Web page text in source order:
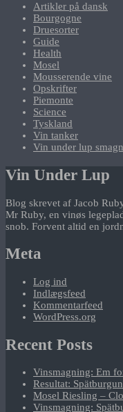
Artikler på dansk
Bourgogne
Druesorter
Guide
Health
Mosel
Mousserende vine
Opskrifter
Piemonte
Science
Tyskland
Vin tanker
Vin under lup
Vin Under Lup
Blog skrevet af Jacob
Mr Ruby, en vinøs
snob. Forvent altid en
Meta
Log ind
Indlægsfeed
Kommentarfeed
WordPress.org
Recent Posts
Vinsmagning: Em
Resultat:
Mosel Riesling –
Vinsmagning: